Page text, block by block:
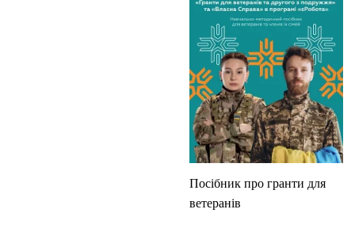
Посібник про гранти для
ветеранів